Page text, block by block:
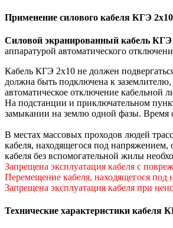
Применение силового кабеля КГЭ
Силовой экранированный кабель КГЭ
аппаратурой автоматического
Кабель КГЭ 2х10 не должен
должна быть подключена к
автоматическое отключение кабельной
На подстанции и приключательном
замыкании на землю одной фазы. Время
В местах массовых проходов людей
кабеля, находящегося под
кабеля без вспомогательной жилы
Запрещена эксплуатация кабеля с
Перемещение кабеля, находящегося
Запрещена эксплуатация кабеля при
Технические характеристики кабеля